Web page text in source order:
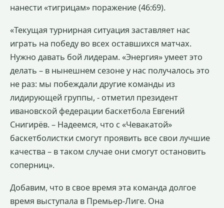
нанести «тигрицам» поражение (46:69).
«Текущая турнирная ситуация заставляет нас
играть на победу во всех оставшихся матчах.
Нужно давать бой лидерам. «Энергия» умеет это
делать – в нынешнем сезоне у нас получалось это
не раз: мы побеждали другие команды из
лидирующей группы, - отметил президент
ивановской федерации баскетбола Евгений
Снигирёв. – Надеемся, что с «Чевакатой»
баскетболистки смогут проявить все свои лучшие
качества – в таком случае они смогут остановить
соперниц».
Добавим, что в свое время эта команда долгое
время выступала в Премьер-Лиге. Она